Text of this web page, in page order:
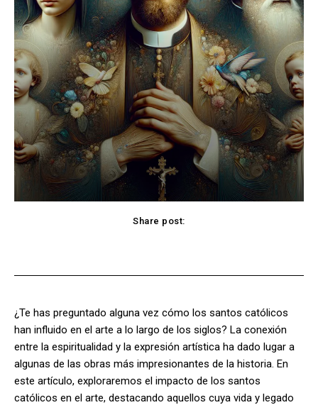
Share post:
¿Te has preguntado alguna vez cómo los santos católicos
han influido en el arte a lo largo de los siglos? La conexión
entre la espiritualidad y la expresión artística ha dado lugar a
algunas de las obras más impresionantes de la historia. En
este artículo, exploraremos el impacto de los santos
católicos en el arte, destacando aquellos cuya vida y legado